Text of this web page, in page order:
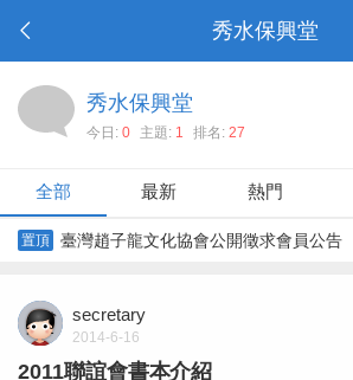
秀水保興堂
秀水保興堂
今日: 0 主題: 1 排名: 27
全部 最新 熱門
置頂 臺灣趙子龍文化協會公開徵求會員公告
secretary
2014-6-16
2011聯誼會書本介紹